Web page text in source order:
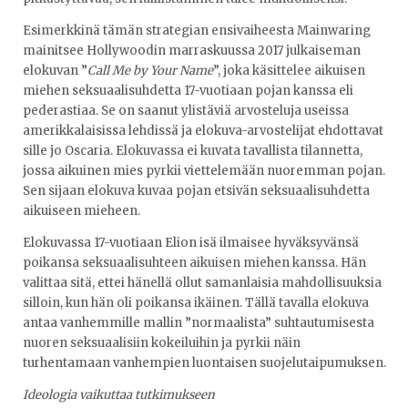
Esimerkkinä tämän strategian ensivaiheesta Mainwaring
mainitsee Hollywoodin marraskuussa 2017 julkaiseman
elokuvan ”Call Me by Your Name”, joka käsittelee aikuisen
miehen seksuaalisuhdetta 17-vuotiaan pojan kanssa eli
pederastiaa. Se on saanut ylistäviä arvosteluja useissa
amerikkalaisissa lehdissä ja elokuva-arvostelijat ehdottavat
sille jo Oscaria. Elokuvassa ei kuvata tavallista tilannetta,
jossa aikuinen mies pyrkii viettelemään nuoremman pojan.
Sen sijaan elokuva kuvaa pojan etsivän seksuaalisuhdetta
aikuiseen mieheen.
Elokuvassa 17-vuotiaan Elion isä ilmaisee hyväksyvänsä
poikansa seksuaalisuhteen aikuisen miehen kanssa. Hän
valittaa sitä, ettei hänellä ollut samanlaisia mahdollisuuksia
silloin, kun hän oli poikansa ikäinen. Tällä tavalla elokuva
antaa vanhemmille mallin ”normaalista” suhtautumisesta
nuoren seksuaalisiin kokeiluihin ja pyrkii näin
turhentamaan vanhempien luontaisen suojelutaipumuksen.
Ideologia vaikuttaa tutkimukseen